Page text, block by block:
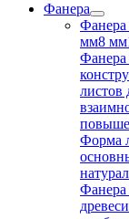
Фанера
Фанера
мм8
Фанера
листов
Форма